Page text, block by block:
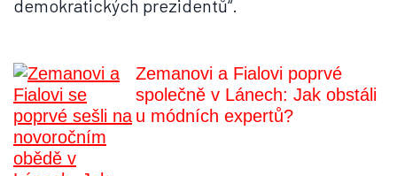
demokratických prezidentů“.
Zemanovi a Fialovi poprvé
společně v Lánech: Jak obstáli
u módních expertů?